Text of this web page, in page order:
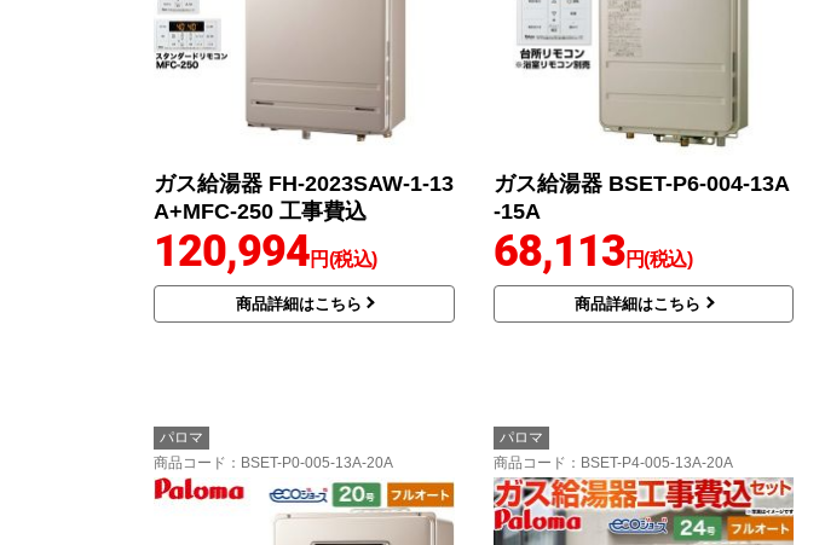
ガス給湯器 FH-2023SAW-1-13
A+MFC-250 工事費込
120,994円(税込)
商品詳細はこちら
ガス給湯器 BSET-P6-004-13A
-15A
68,113円(税込)
商品詳細はこちら
パロマ
商品コード ：BSET-P0-005-13A-20A
パロマ
商品コード ：BSET-P4-005-13A-20A